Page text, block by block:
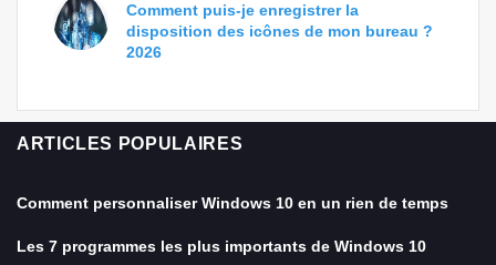
Comment puis-je enregistrer la
disposition des icônes de mon bureau ?
2026
ARTICLES POPULAIRES
Comment personnaliser Windows 10 en un rien de temps
Les 7 programmes les plus importants de Windows 10